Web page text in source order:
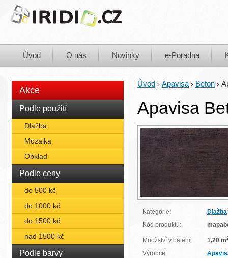
Úvod O nás Novinky e-Poradna
Akce
Podle použití
Dlažba
Mozaika
Obklad
Podle ceny
do 500 kč
do 1000 kč
do 1500 kč
nad 1500 kč
Podle barvy
Úvod › Apavisa › Beton ›
Apavisa
Kategorie:
Dlažba
Kód produktu:
Množství v balení: 1,20 m
Výrobce: